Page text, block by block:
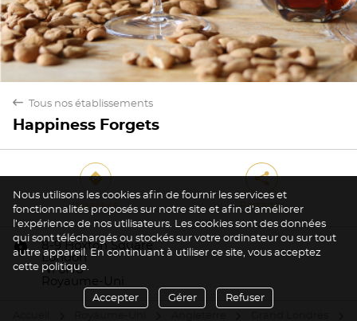
back Tous nos établissements
Happiness Forgets
Oui Non
direction
Itinéraire
share
Partager
marker
8-9 Hoxton Square
London
N1 6NU
Royaume-Uni
Nous utilisons les cookies afin de fournir les services et
fonctionnalités proposés sur notre site et afin d’améliorer
l’expérience de nos utilisateurs. Les cookies sont des données
qui sont téléchargés ou stockés sur votre ordinateur ou sur tout
autre appareil. En continuant à utiliser ce site, vous acceptez
cette politique.
Accepter Gérer Refuser